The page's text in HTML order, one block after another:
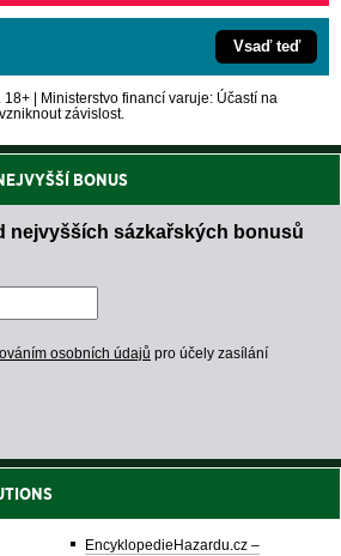
Vsaď teď
| Ministerstvo financí varuje: Účastí na
závislost.
BONUS
nejvyšších sázkařských bonusů
osobních údajů pro účely zasílání
EncyklopedieHazardu.cz –